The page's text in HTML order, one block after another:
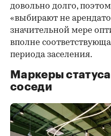
довольно долго,
«выбирают не
значительной мере
вполне
периода заселения.
Маркеры
соседи